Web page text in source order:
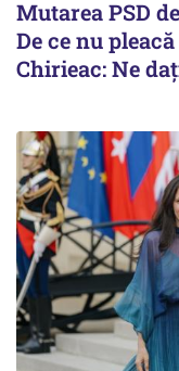
Mutarea PSD
De ce nu
Chirieac: Ne